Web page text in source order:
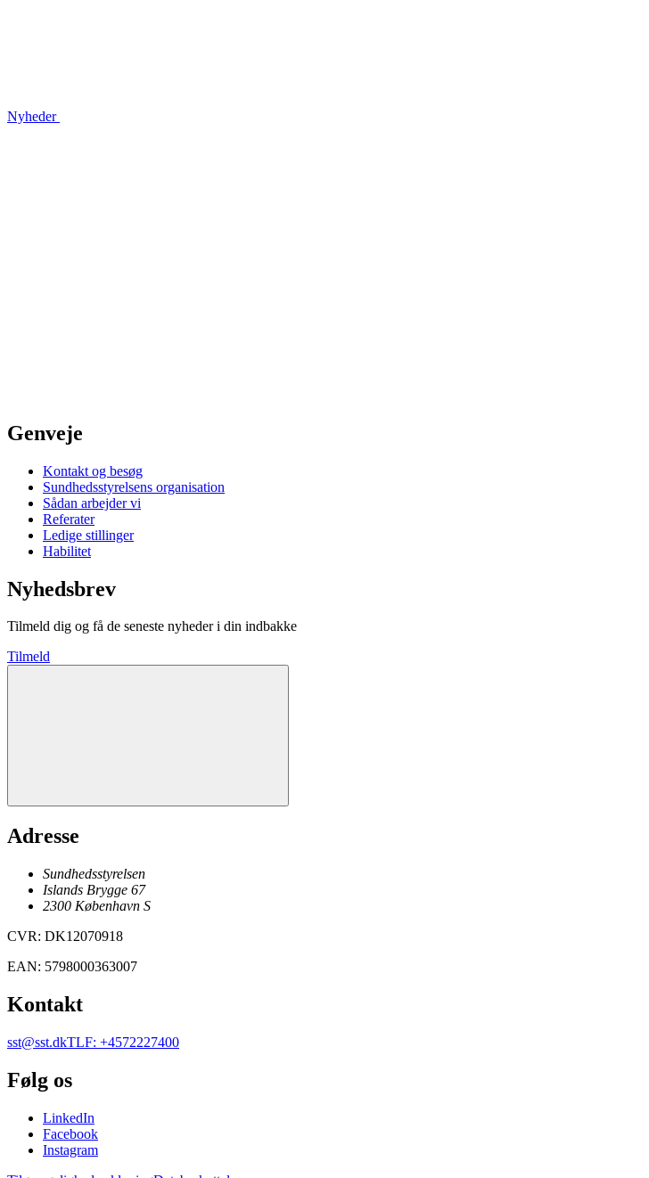
Nyheder
Genveje
Kontakt og besøg
Sundhedsstyrelsens organisation
Sådan arbejder vi
Referater
Ledige stillinger
Habilitet
Nyhedsbrev
Tilmeld dig og få de seneste nyheder i din indbakke
Tilmeld
Adresse
Sundhedsstyrelsen
Islands Brygge 67
2300 København S
CVR: DK12070918
EAN: 5798000363007
Kontakt
sst@sst.dkTLF: +4572227400
Følg os
LinkedIn
Facebook
Instagram